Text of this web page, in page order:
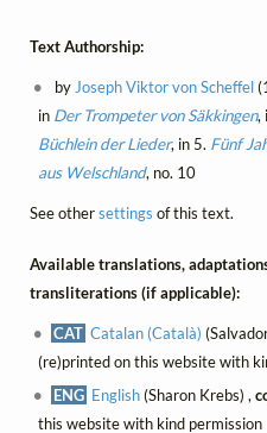
Text Authorship:
byJoseph Viktor von Scheffel
in Der Trompeter von Säkkingen,
Büchlein der Lieder, in 5. Fünf
aus Welschland, no. 10
See othersettings of this text.
Available translations,
transliterations (if applicable):
CAT Catalan (Català)
(re)printed on this website with
ENG English(Sharon Krebs) ,
this website with kind permission